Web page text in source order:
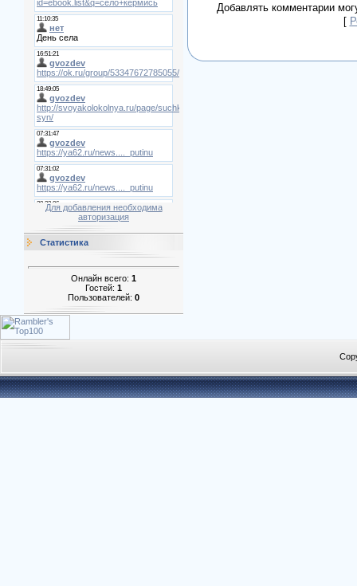
Для добавления необходима
авторизация
Статистика
Онлайн всего: 1
Гостей: 1
Пользователей: 0
Добавлять комментарии
[